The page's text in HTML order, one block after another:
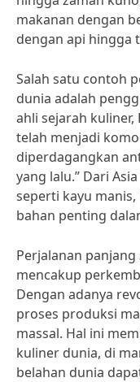
makanan dengan
dengan api hingga
Salah satu contoh
dunia adalah
ahli sejarah kuliner,
telah menjadi
diperdagangkan
yang lalu.” Dari
seperti kayu
bahan penting
Perjalanan
mencakup
Dengan adanya
proses produksi
massal. Hal ini
kuliner dunia, di
belahan dunia